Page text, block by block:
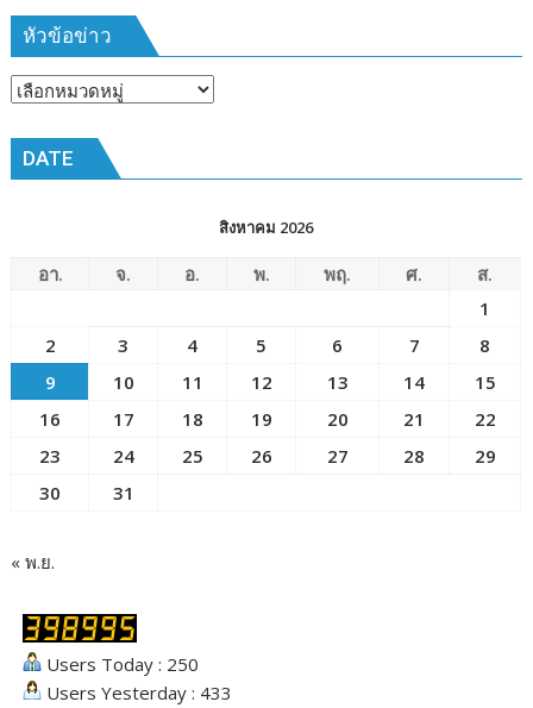
หัวข้อข่าว
หัวข้อ
DATE
สิงหาคม 2026
อา. จ. อ. พ. พฤ. ศ.
ส.
1
2
3 4 5 6 7
8
9
10 11 12 13 14
15
16
17 18 19 20 21
22
23
24 25 26 27 28
29
30
31
« พ.ย.
Users Today : 250
Users Yesterday : 433